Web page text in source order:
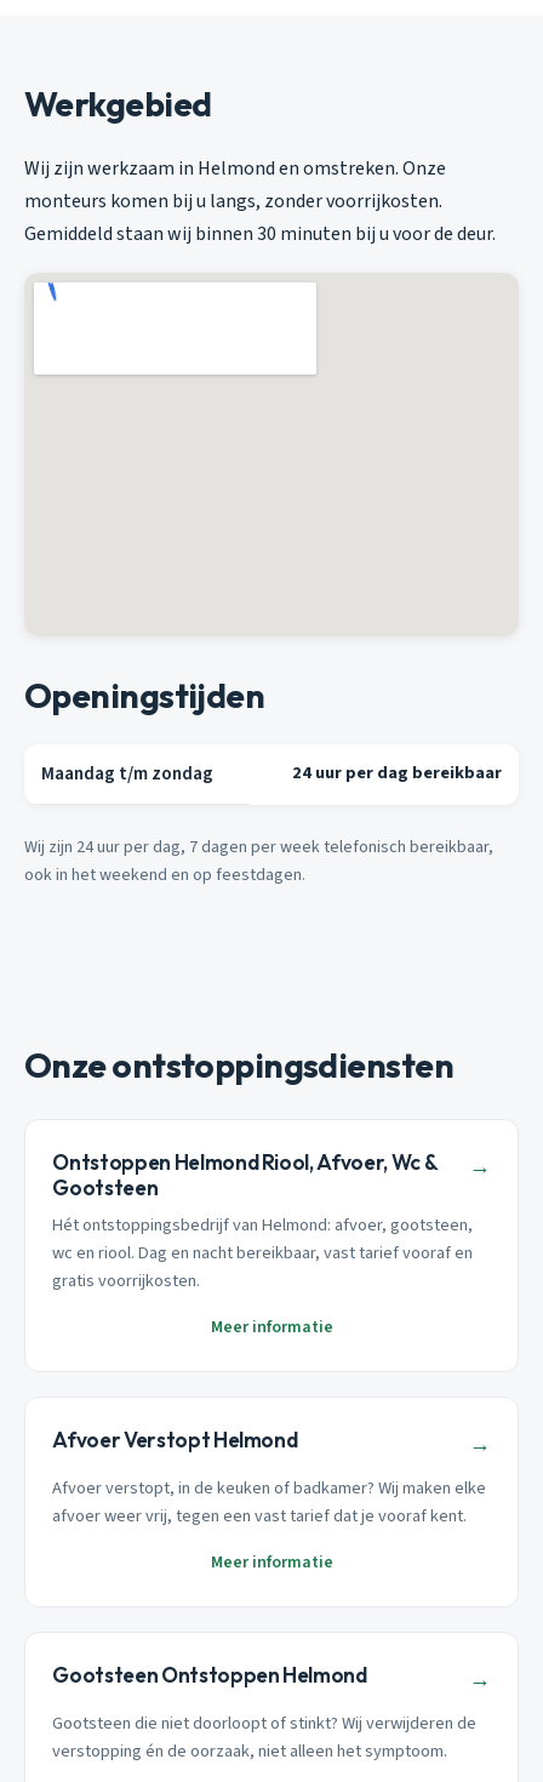
Werkgebied
Wij zijn werkzaam in Helmond en omstreken. Onze
monteurs komen bij u langs, zonder voorrijkosten.
Gemiddeld staan wij binnen 30 minuten bij u voor de deur.
Openingstijden
Maandag t/m zondag 24 uur per dag bereikbaar
Wij zijn 24 uur per dag, 7 dagen per week telefonisch bereikbaar,
ook in het weekend en op feestdagen.
Onze ontstoppingsdiensten
Ontstoppen Helmond Riool, Afvoer, Wc &
Gootsteen
→
Hét ontstoppingsbedrijf van Helmond: afvoer, gootsteen,
wc en riool. Dag en nacht bereikbaar, vast tarief vooraf en
gratis voorrijkosten.
Meer informatie
Afvoer Verstopt Helmond →
Afvoer verstopt, in de keuken of badkamer? Wij maken elke
afvoer weer vrij, tegen een vast tarief dat je vooraf kent.
Meer informatie
Gootsteen Ontstoppen Helmond →
Gootsteen die niet doorloopt of stinkt? Wij verwijderen de
verstopping én de oorzaak, niet alleen het symptoom.